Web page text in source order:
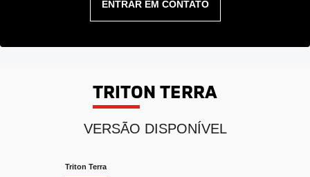
ENTRAR EM CONTATO
TRITON TERRA
VERSÃO DISPONÍVEL
Triton Terra